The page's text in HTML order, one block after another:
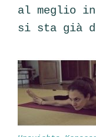
al meglio
si sta già